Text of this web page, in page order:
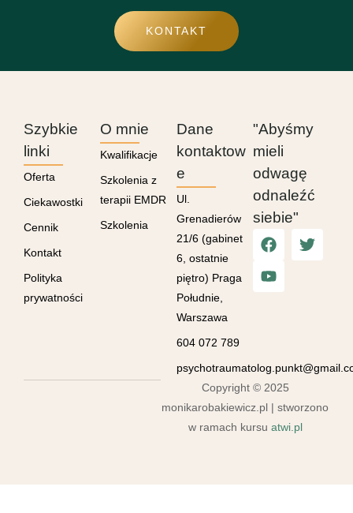
KONTAKT
Szybkie
linki
Oferta
Ciekawostki
Cennik
Kontakt
Polityka
prywatności
O mnie
Kwalifikacje
Szkolenia z
terapii EMDR
Szkolenia
Dane
kontaktow
e
Ul.
Grenadierów
21/6 (gabinet
6, ostatnie
piętro) Praga
Południe,
Warszawa
604 072 789
"Abyśmy
mieli
odwagę
odnaleźć
siebie"
Copyright © 2025
monikarobakiewicz.pl | stworzono
w ramach kursu atwi.pl